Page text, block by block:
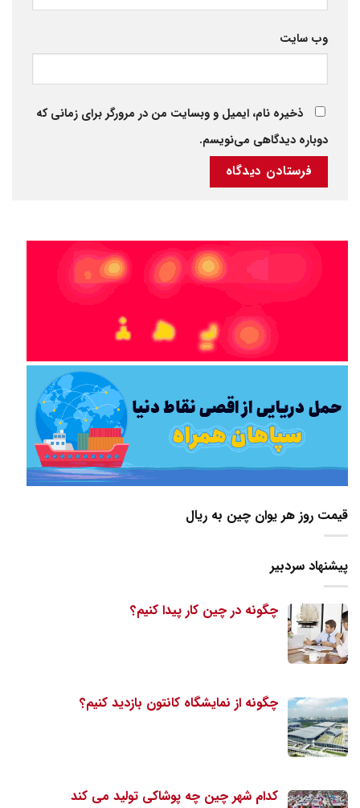
وب‌ سایت
ذخیره نام، ایمیل و وبسایت من در مرورگر برای زمانی که
دوباره دیدگاهی می‌نویسم.
قیمت روز هر یوان چین به ریال
پیشنهاد سردبیر
چگونه در چین کار پیدا کنیم؟
چگونه از نمایشگاه کانتون بازدید کنیم؟
کدام شهر چین چه پوشاکی تولید می کند